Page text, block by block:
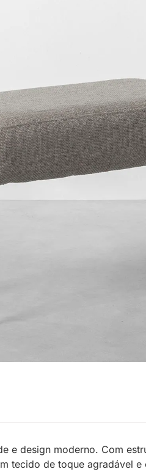
e design moderno. Com
tecido de toque agradável